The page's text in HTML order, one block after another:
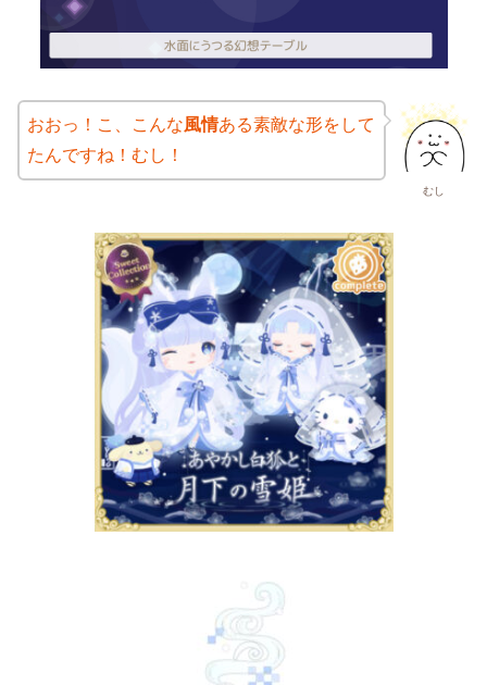
むし
おおっ！こ、こんな風情ある素敵な形をして
たんですね！むし！